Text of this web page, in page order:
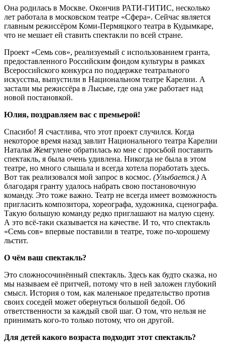
Она родилась в Москве. Окончив РАТИ-ГИТИС, несколько
лет работала в московском театре «Сфера». Сейчас является
главным режиссёром Коми-Пермяцкого театра в Кудымкаре,
что не мешает ей ставить спектакли по всей стране.
Проект «Семь сов», реализуемый с использованием гранта,
предоставленного Российским фондом культуры в рамках
Всероссийского конкурса по поддержке театрального
искусства, выпустили в Национальном театре Карелии. А
застали мы режиссёра в Лысьве, где она уже работает над
новой постановкой.
Юлия, поздравляем вас с премьерой!
Спасибо! Я счастлива, что этот проект случился. Когда
некоторое время назад завлит Национального театра Карелии
Наталья Жемгулене обратилась ко мне с просьбой поставить
спектакль, я была очень удивлена. Никогда не была в этом
театре, но много слышала и всегда хотела поработать здесь.
Вот так реализовался мой запрос в космос. (Улыбается.) А
благодаря гранту удалось набрать свою постановочную
команду. Это тоже важно. Театр не всегда имеет возможность
пригласить композитора, хореографа, художника, сценографа.
Такую большую команду редко приглашают на малую сцену.
А это всё-таки сказывается на качестве. И то, что спектакль
«Семь сов» впервые поставили в театре, тоже по-хорошему
льстит.
О чём ваш спектакль?
Это сложносочинённый спектакль. Здесь как будто сказка, но
мы называем её притчей, потому что в ней заложен глубокий
смысл. История о том, как маленькое предательство против
своих соседей может обернуться большой бедой. Об
ответственности за каждый свой шаг. О том, что нельзя не
принимать кого-то только потому, что он другой.
Для детей какого возраста подходит этот спектакль?